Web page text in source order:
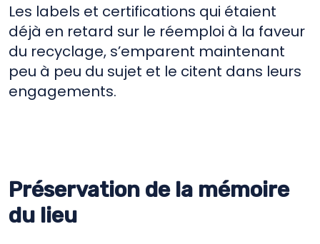
Les labels et certifications qui étaient
déjà en retard sur le réemploi à la faveur
du recyclage, s’emparent maintenant
peu à peu du sujet et le citent dans leurs
engagements.
Préservation de la mémoire
du lieu